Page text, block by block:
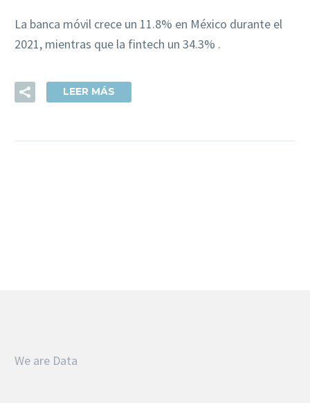
La banca móvil crece un 11.8% en México durante el
2021, mientras que la fintech un 34.3% .
LEER MÁS
We are Data